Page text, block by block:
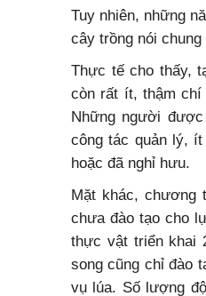
Tuy nhiên, những
cây trồng nói
Thực tế cho thấy,
còn rất ít, thậm chí
Những người
công tác quản lý,
hoặc đã nghỉ hưu.
Mặt khác, chương
chưa đào tạo cho
thực vật triển khai
song cũng chỉ đào
vụ lúa. Số lượng